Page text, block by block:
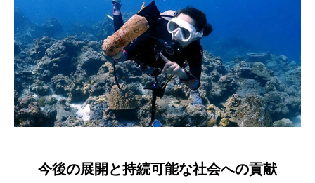
今後の展開と持続可能な社会への貢献